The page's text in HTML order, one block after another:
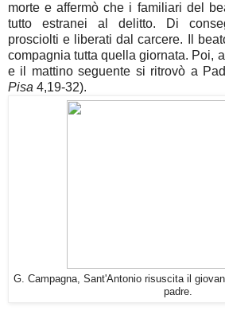
morte e affermò che i familiari del
tutto estranei al delitto. Di
prosciolti e liberati dal carcere. Il
compagnia tutta quella giornata. Poi,
e il mattino seguente si ritrovò a
Pisa 4,19-32).
G. Campagna, Sant'Antonio risuscita il
padre.